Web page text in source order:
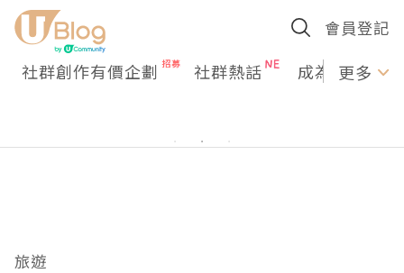
會員登記
社群創作有價企劃 社群熱話 成為U更多
旅遊